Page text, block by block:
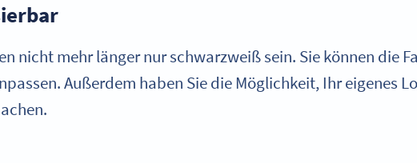
nicht mehr länger nur schwarzweiß sein. Sie können die
Außerdem haben Sie die Möglichkeit, Ihr eigenes